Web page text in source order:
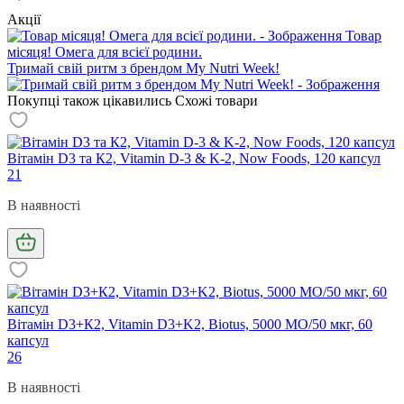
Акції
Товар
місяця! Омега для всієї родини.
Тримай свій ритм з брендом My Nutri Week!
Покупці також цікавились Схожі товари
Вітамін D3 та К2, Vitamin D-3 & K-2, Now Foods, 120 капсул
21
В наявності
Вітамін D3+К2, Vitamin D3+K2, Biotus, 5000 МО/50 мкг, 60
капсул
26
В наявності